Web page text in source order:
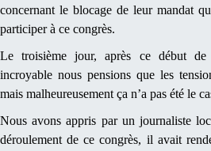
concernant le blocage de leur mandat
participer à ce congrès.
Le troisième jour, après ce début de
incroyable nous pensions que les
mais malheureusement ça n’a pas été le
Nous avons appris par un journaliste
déroulement de ce congrès, il avait